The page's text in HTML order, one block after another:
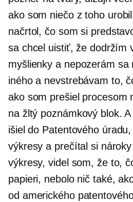
ako som niečo z toho
načrtol, čo som si
sa chcel uistiť, že dodržím
myšlienky a nepozerám sa
iného a nevstrebávam to,
ako som prešiel procesom
na žltý poznámkový blok.
išiel do Patentového
výkresy a prečítal si
výkresy, videl som, že to,
papieri, nebolo nič také,
od amerického